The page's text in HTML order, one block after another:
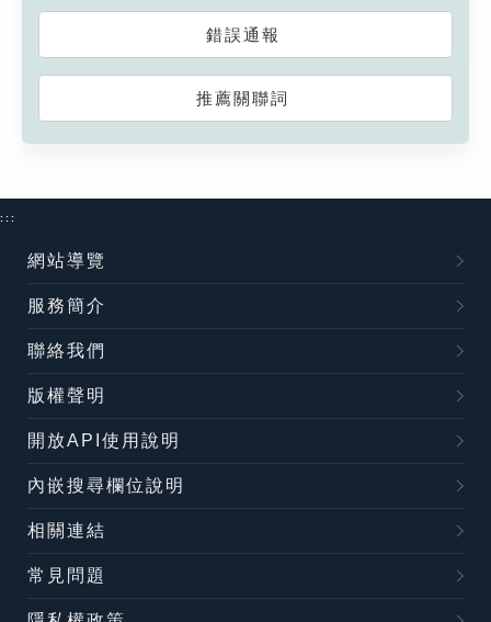
錯誤通報
推薦關聯詞
:::
網站導覽
服務簡介
聯絡我們
版權聲明
開放API使用說明
內嵌搜尋欄位說明
相關連結
常見問題